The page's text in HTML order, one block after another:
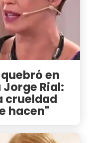
en
Rial:
crueldad
hacen"